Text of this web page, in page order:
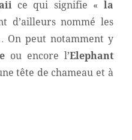
ce qui signifie « la
d’ailleurs nommé les
On peut notamment y
ou encore l’Elephant
tête de chameau et à